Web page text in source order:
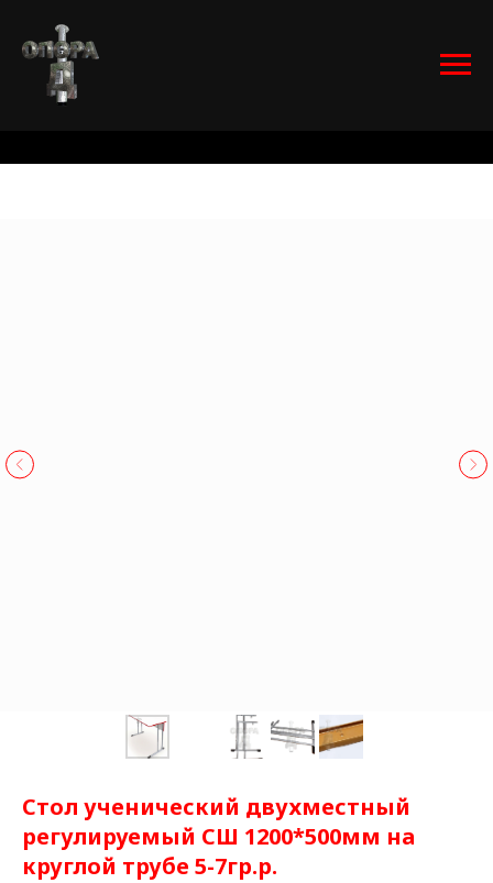
Стол ученический двухместный
регулируемый СШ 1200*500мм на
круглой трубе 5-7гр.р.